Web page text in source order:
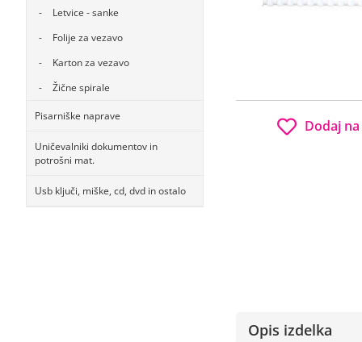
Letvice - sanke
Folije za vezavo
Karton za vezavo
Žične spirale
Pisarniške naprave
Uničevalniki dokumentov in
potrošni mat.
Usb ključi, miške, cd, dvd in ostalo
Dodaj
Opis izdelka